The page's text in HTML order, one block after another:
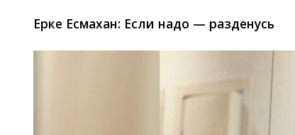
Ерке Есмахан: Если надо — разденусь